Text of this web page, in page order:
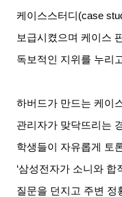
케이스스터디 (case
보급시켰으며 케이스
독보적인 지위를 누리
하버드가 만드는 케이
관리자가 맞닥뜨리는
학생들이 자유롭게 토
‘삼성전자가 소니와 합
질문을 던지고 주변 정